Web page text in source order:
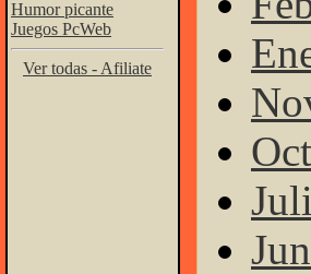
Humor picante
Juegos PcWeb
Ver todas - Afiliate